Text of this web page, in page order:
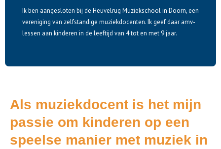
Ik ben aangesloten bij de Heuvelrug Muziekschool in Doorn, een
vereniging van zelfstandige muziekdocenten. Ik geef daar amv-
lessen aan kinderen in de leeftijd van 4tot en met 9 jaar.
Als muziekdocent is het mijn
passie om kinderen op een
speelse manier met muziek in